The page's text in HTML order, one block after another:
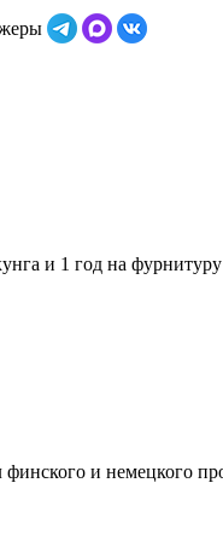
и 1 год на фурнитуру
и немецкого